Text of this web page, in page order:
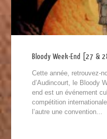
Bloody Week-End [27 &
Cette année, retrouvez-
d’Audincourt, le Bloody
end est un événement
compétition
l’autre une convention...